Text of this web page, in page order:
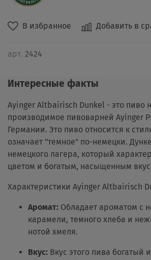
В избранное Добавить в
арт. 2424
Интересные факты
Ayinger Altbairisch Dunkel - это пиво
производимое пивоварней Ayinger
Германии. Это пиво относится к
означает "темное" по-немецки.
немецкого лагера, который
цветом и богатым, насыщенным
Характеристики Ayinger Altbairisch
Аромат: Обладает ароматом с
карамели, темного хлеба и
нотой хмеля.
Вкус: Вкус этого пива богатый